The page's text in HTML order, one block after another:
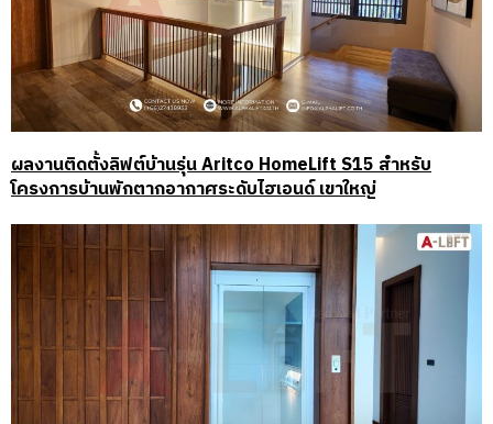
ผลงานติดตั้งลิฟต์บ้านรุ่น Aritco HomeLift S15 สำหรับ
โครงการบ้านพักตากอากาศระดับไฮเอนด์ เขาใหญ่